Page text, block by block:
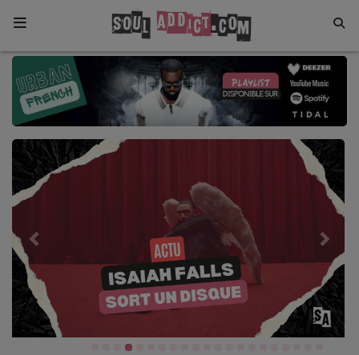
Home
Toutes les News
SOUL CULTURE
Actu
Vidéos
Interviews
Talents
Top 5
Previous Next